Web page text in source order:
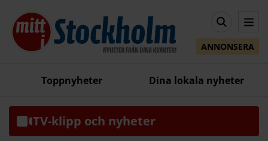
ANNONSERA
Toppnyheter Dina lokala nyheter
TV-klipp och nyheter